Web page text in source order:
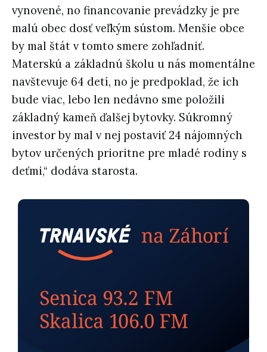
vynovené, no financovanie prevádzky je pre
malú obec dosť veľkým sústom. Menšie obce
by mal štát v tomto smere zohľadniť.
Materskú a základnú školu u nás momentálne
navštevuje 64 detí, no je predpoklad, že ich
bude viac, lebo len nedávno sme položili
základný kameň ďalšej bytovky. Súkromný
investor by mal v nej postaviť 24 nájomných
bytov určených prioritne pre mladé rodiny s
deťmi,“ dodáva starosta.